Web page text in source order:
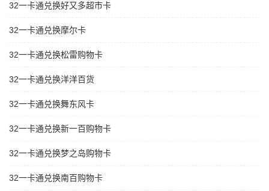
32一卡通兑换好又多超市卡
32一卡通兑换摩尔卡
32一卡通兑换松雷购物卡
32一卡通兑换洋洋百货
32一卡通兑换舞东风卡
32一卡通兑换新一百购物卡
32一卡通兑换梦之岛购物卡
32一卡通兑换南百购物卡